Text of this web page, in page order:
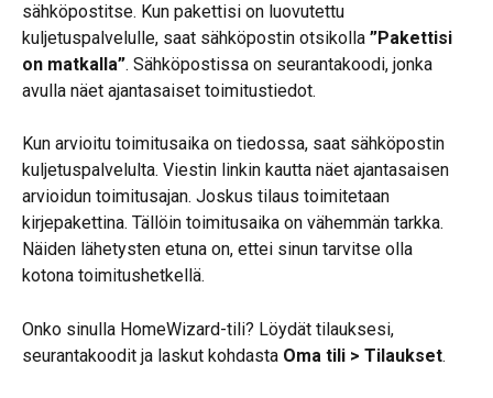
sähköpostitse. Kun pakettisi on luovutettu
kuljetuspalvelulle, saat sähköpostin otsikolla ”Pakettisi
on matkalla”. Sähköpostissa on seurantakoodi, jonka
avulla näet ajantasaiset toimitustiedot.
Kun arvioitu toimitusaika on tiedossa, saat sähköpostin
kuljetuspalvelulta. Viestin linkin kautta näet ajantasaisen
arvioidun toimitusajan. Joskus tilaus toimitetaan
kirjepakettina. Tällöin toimitusaika on vähemmän tarkka.
Näiden lähetysten etuna on, ettei sinun tarvitse olla
kotona toimitushetkellä.
Onko sinulla HomeWizard-tili? Löydät tilauksesi,
seurantakoodit ja laskut kohdasta Oma tili > Tilaukset.